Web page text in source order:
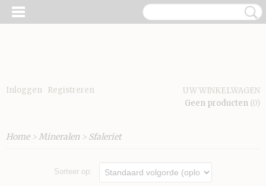
Inloggen Registreren
UW WINKELWAGEN
Geen producten (0)
Home>Mineralen > Sfaleriet
Sorteer op: